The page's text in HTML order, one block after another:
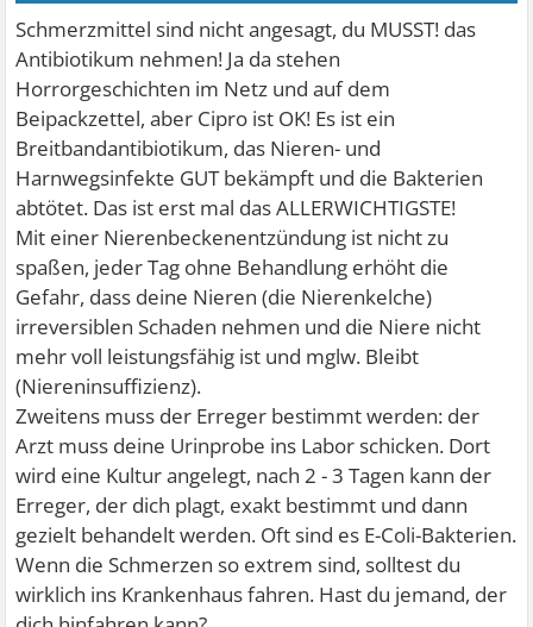
Schmerzmittel sind nicht angesagt, du MUSST! das
Antibiotikum nehmen! Ja da stehen
Horrorgeschichten im Netz und auf dem
Beipackzettel, aber Cipro ist OK! Es ist ein
Breitbandantibiotikum, das Nieren- und
Harnwegsinfekte GUT bekämpft und die Bakterien
abtötet. Das ist erst mal das ALLERWICHTIGSTE!
Mit einer Nierenbeckenentzündung ist nicht zu
spaßen, jeder Tag ohne Behandlung erhöht die
Gefahr, dass deine Nieren (die Nierenkelche)
irreversiblen Schaden nehmen und die Niere nicht
mehr voll leistungsfähig ist und mglw. Bleibt
(Niereninsuffizienz).
Zweitens muss der Erreger bestimmt werden: der
Arzt muss deine Urinprobe ins Labor schicken. Dort
wird eine Kultur angelegt, nach 2 - 3 Tagen kann der
Erreger, der dich plagt, exakt bestimmt und dann
gezielt behandelt werden. Oft sind es E-Coli-Bakterien.
Wenn die Schmerzen so extrem sind, solltest du
wirklich ins Krankenhaus fahren. Hast du jemand, der